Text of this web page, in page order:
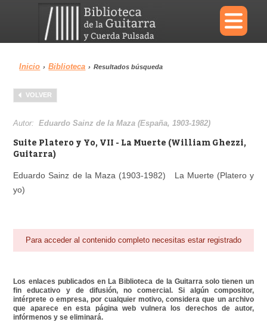
×
Menu
Biblioteca Diccionario
Reproductor
Inicio › Biblioteca › Resultados búsqueda
VOLVER
Autor:Eduardo Sainz de la Maza (España, 1903-1982)
Suite Platero y Yo, VII - La Muerte (William Ghezzi,
Guitarra)
Eduardo Sainz de la Maza (1903-1982) La Muerte (Platero y
yo)
Para acceder al contenido completo necesitas estar registrado
Los enlaces publicados en La Biblioteca de la Guitarra solo tienen un
fin educativo y de difusión, no comercial. Si algún compositor,
intérprete o empresa, por cualquier motivo, considera que un archivo
que aparece en esta página web vulnera los derechos de autor,
infórmenos y se eliminará.